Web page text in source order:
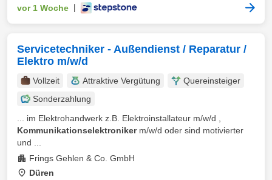
vor 1 Woche
Servicetechniker - Außendienst / Reparatur /
Elektro m/w/d
Vollzeit Attraktive Vergütung
Quereinsteiger
Sonderzahlung
... im Elektrohandwerk z.B. Elektroinstallateur m/w/d ,
Kommunikationselektronikerm/w/d oder sind motivierter
und ...
Frings Gehlen & Co. GmbH
Düren